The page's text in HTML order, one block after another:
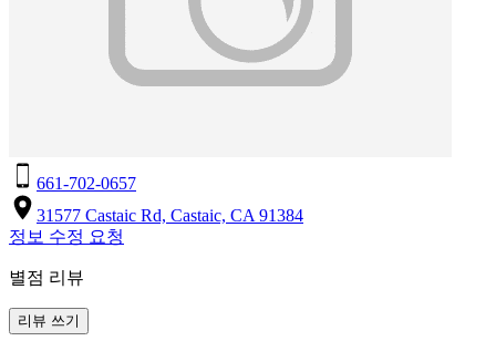
661-702-0657
31577 Castaic Rd, Castaic, CA 91384
정보 수정 요청
별점 리뷰
리뷰 쓰기